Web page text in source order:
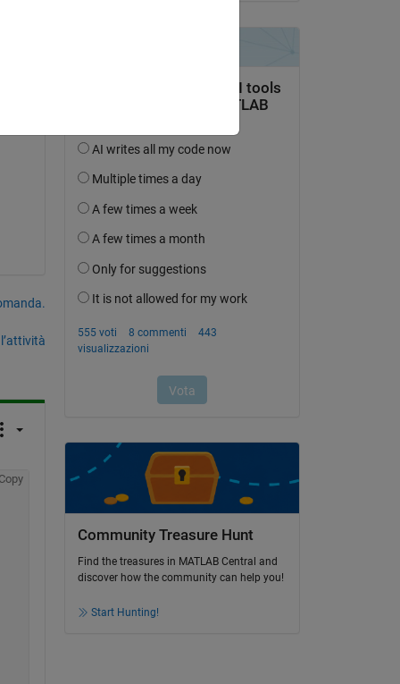
Community Treasure Hunt
Find the treasures in MATLAB Central and
discover how the community can help you!
Start Hunting!